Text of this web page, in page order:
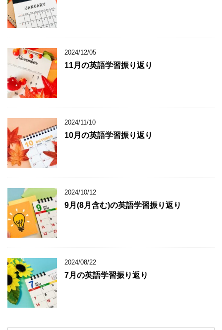
2024/12/05
11月の英語学習振り返り
2024/11/10
10月の英語学習振り返り
2024/10/12
9月(8月含む)の英語学習振り返り
2024/08/22
7月の英語学習振り返り